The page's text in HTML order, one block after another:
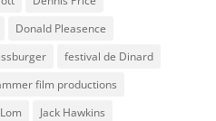
Donald Pleasence
festival de Dinard
film productions
Jack Hawkins